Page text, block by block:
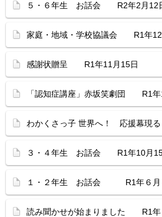
５・６年生 お話会 R2年2月12
家庭・地域・学校協議会 R1年12
感謝状贈呈 R1年11月15日
「認知症講座」赤坂笑劇団 R1年
わかくさっ子 世界へ！ 応援幕現る
３・４年生 お話会 R1年10月
１・２年生 お話会 R1年６月
読み聞かせが始まりました R1年